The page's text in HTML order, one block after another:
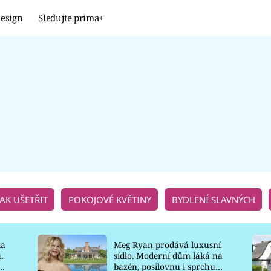
Sledujte prima+
UŠETŘIT POKOJOVÉ KVĚTINY BYDLENÍ SLAVNÝCH
Meg Ryan prodává luxusní
sídlo. Moderní dům láká na
bazén, posilovnu i sprchu